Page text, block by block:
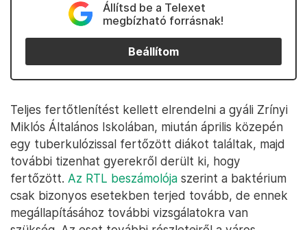
Állítsd be a Telexet
megbízható forrásnak!
Beállítom
Teljes fertőtlenítést kellett elrendelni a gyáli Zrínyi
Miklós Általános Iskolában, miután április közepén
egy tuberkulózissal fertőzött diákot találtak, majd
további tizenhat gyerekről derült ki, hogy
fertőzött. Az RTL beszámolója szerint a baktérium
csak bizonyos esetekben terjed tovább, de ennek
megállapításához további vizsgálatokra van